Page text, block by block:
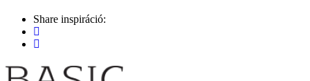
Share inspiráció: